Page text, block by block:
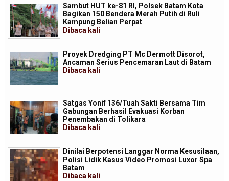
Sambut HUT ke-81 RI, Polsek Batam Kota
Bagikan 150 Bendera Merah Putih di Ruli
Kampung Belian Perpat
Dibaca kali
Proyek Dredging PT Mc Dermott Disorot,
Ancaman Serius Pencemaran Laut di Batam
Dibaca kali
Satgas Yonif 136/Tuah Sakti Bersama Tim
Gabungan Berhasil Evakuasi Korban
Penembakan di Tolikara
Dibaca kali
Dinilai Berpotensi Langgar Norma Kesusilaan,
Polisi Lidik Kasus Video Promosi Luxor Spa
Batam
Dibaca kali